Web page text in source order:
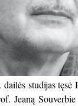
dailės studijas
Jeaną